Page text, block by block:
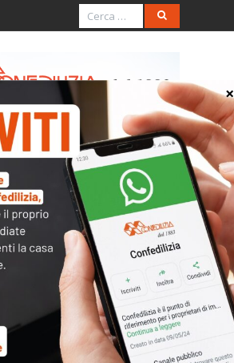
DEL 16
2000, N. 145
previsione di
espropriativo)
al contenuto
è riservato ai
abilitati.
presenti nelle Banche dati